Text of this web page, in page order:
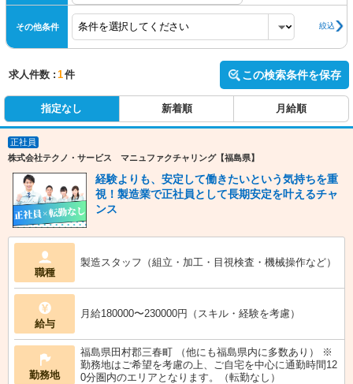
その他条件 絞込
求人件数 : 1件 この検索条件を保存
指定なし 新着順 月給順
正社員
株式会社テクノ・サービス マニュファクチャリング【福島県】
経験よりも、安定して働きたいという気持ちを重
視！製造業で正社員として長期安定を叶えるチャ
ンス
職種
製造スタッフ（組立・加工・目視検査・機械操作など）
給与
月給180000〜230000円（スキル・経験を考慮）
勤務地
福島県田村郡三春町 （他にも福島県内に多数あり） ※
勤務地はご希望を考慮の上、ご自宅を中心に通勤時間12
0分圏内のエリアとなります。（転勤なし）